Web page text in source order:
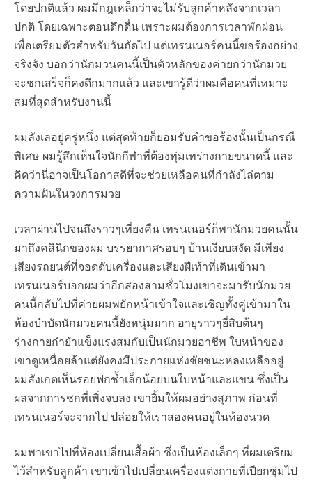
โดยปกติแล้ว ผมมีกฎเหล็กว่าจะไม่รับลูกค้าหลังจากเวลา
ปกติ โดยเฉพาะตอนดึกดื่น เพราะผมต้องการเวลาพักผ่อน
เพื่อเตรียมตัวสำหรับวันถัดไป แต่เทรนเนอร์คนนี้ขอร้องอย่าง
จริงจัง บอกว่านักมวนคนนี้เป็นตัวหลักของค่ายกว่านักมวย
จะชกเสร็จก็คงดึกมากแล้ว และเขารู้ดีว่าผมคือคนที่เหมาะ
สมที่สุดสำหรับงานนี้
ผมลังเลอยู่ครู่หนึ่ง แต่สุดท้ายก็ยอมรับคำขอร้องนั้นเป็นกรณี
พิเศษ ผมรู้สึกเห็นใจนักกีฬาที่ต้องทุ่มเทร่างกายขนาดนี้ และ
คิดว่านี่อาจเป็นโอกาสดีที่จะช่วยเหลือคนที่กำลังไล่ตาม
ความฝันในวงการมวย
เวลาผ่านไปจนถึงราวๆเที่ยงคืน เทรนเนอร์ก็พานักมวยคนนั้น
มาถึงคลินิกของผม บรรยากาศรอบๆ บ้านเงียบสงัด มีเพียง
เสียงรถยนต์ที่จอดดับเครื่องและเสียงฝีเท้าที่เดินเข้ามา
เทรนเนอร์บอกผมว่าอีกสองสามชั่วโมงเขาจะมารับนักมวย
คนนี้กลับไปที่ค่ายผมพยักหน้าเข้าใจและเชิญทั้งคู่เข้ามาใน
ห้องบำบัดนักมวยคนนี้ยังหนุ่มมาก อายุราวๆยี่สิบต้นๆ
ร่างกายกำยำแข็งแรงสมกับเป็นนักมวยอาชีพ ใบหน้าของ
เขาดูเหนื่อยล้าแต่ยังคงมีประกายแห่งชัยชนะหลงเหลืออยู่
ผมสังเกตเห็นรอยฟกช้ำเล็กน้อยบนใบหน้าและแขน ซึ่งเป็น
ผลจากการชกที่เพิ่งจบลง เขายิ้มให้ผมอย่างสุภาพ ก่อนที่
เทรนเนอร์จะจากไป ปล่อยให้เราสองคนอยู่ในห้องนวด
ผมพาเขาไปที่ห้องเปลี่ยนเสื้อผ้า ซึ่งเป็นห้องเล็กๆ ที่ผมเตรียม
ไว้สำหรับลูกค้า เขาเข้าไปเปลี่ยนเครื่องแต่งกายที่เปียกชุ่มไป